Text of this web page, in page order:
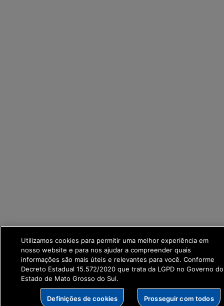
Utilizamos cookies para permitir uma melhor experiência em
nosso website e para nos ajudar a compreender quais
informações são mais úteis e relevantes para você. Conforme
Decreto Estadual 15.572/2020 que trata da LGPD no Governo do
Estado de Mato Grosso do Sul.
Definições de cookies Prosseguir com todos